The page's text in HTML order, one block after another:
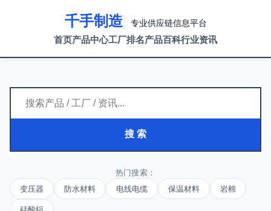
千手制造 专业供应链信息平台
首页产品中心工厂排名产品百科行业资讯
搜 索
热门搜索：
变压器
防水材料 电线电缆 保温材料 岩棉